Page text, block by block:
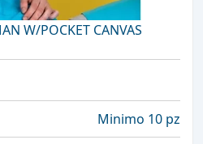
W/POCKET CANVAS
Minimo 10 pz